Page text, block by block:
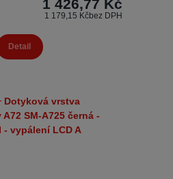
1 426,77 Kč
1 179,15 Kčbez DPH
Detail